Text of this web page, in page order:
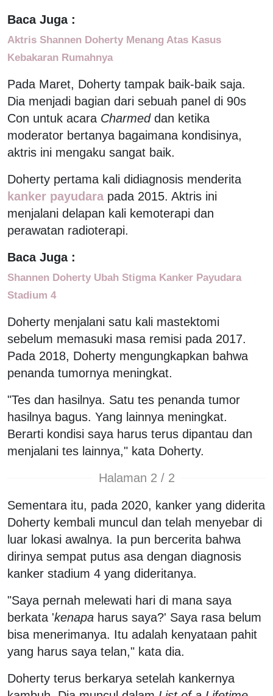
Baca Juga :
Aktris Shannen Doherty Menang Atas Kasus
Kebakaran Rumahnya
Pada Maret, Doherty tampak baik-baik saja.
Dia menjadi bagian dari sebuah panel di 90s
Con untuk acara Charmeddan ketika
moderator bertanya bagaimana kondisinya,
aktris ini mengaku sangat baik.
Doherty pertama kali didiagnosis menderita
kanker payudara pada 2015. Aktris ini
menjalani delapan kali kemoterapi dan
perawatan radioterapi.
Baca Juga :
Shannen Doherty Ubah Stigma Kanker Payudara
Stadium 4
Doherty menjalani satu kali mastektomi
sebelum memasuki masa remisi pada 2017.
Pada 2018, Doherty mengungkapkan bahwa
penanda tumornya meningkat.
"Tes dan hasilnya. Satu tes penanda tumor
hasilnya bagus. Yang lainnya meningkat.
Berarti kondisi saya harus terus dipantau dan
menjalani tes lainnya," kata Doherty.
Halaman 2 / 2
Sementara itu, pada 2020, kanker yang diderita
Doherty kembali muncul dan telah menyebar di
luar lokasi awalnya. Ia pun bercerita bahwa
dirinya sempat putus asa dengan diagnosis
kanker stadium 4 yang dideritanya.
"Saya pernah melewati hari di mana saya
berkata 'kenapa harus saya?' Saya rasa belum
bisa menerimanya. Itu adalah kenyataan pahit
yang harus saya telan," kata dia.
Doherty terus berkarya setelah kankernya